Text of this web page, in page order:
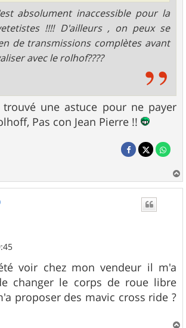
absolument inaccessible pour la
!!!! D'ailleurs , on peux se
de transmissions complètes avant
avec le rolhof????
une astuce pour ne payer
Pas con Jean Pierre !!
a
voir chez mon vendeur il m'a
changer le corps de roue libre
proposer des mavic cross ride ?